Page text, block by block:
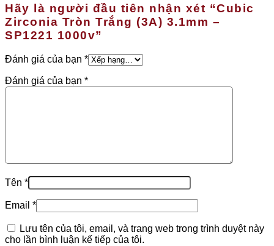
Hãy là người đầu tiên nhận xét “Cubic
Zirconia Tròn Trắng (3A) 3.1mm –
SP1221 1000v”
Đánh giá của bạn *
Đánh giá của bạn *
Tên *
Email *
Lưu tên của tôi, email, và trang web trong trình duyệt này
cho lần bình luận kế tiếp của tôi.